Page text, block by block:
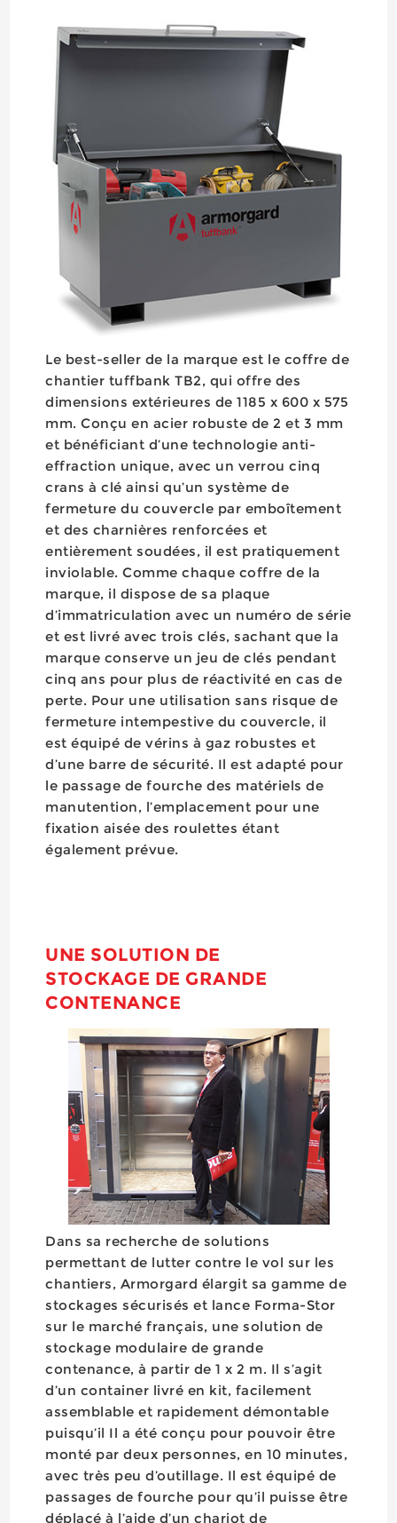
Le best-seller de la marque est le coffre de
chantier tuffbank TB2, qui offre des
dimensions extérieures de 1185 x 600 x 575
mm. Conçu en acier robuste de 2 et 3 mm
et bénéficiant d’une technologie anti-
effraction unique, avec un verrou cinq
crans à clé ainsi qu’un système de
fermeture du couvercle par emboîtement
et des charnières renforcées et
entièrement soudées, il est pratiquement
inviolable. Comme chaque coffre de la
marque, il dispose de sa plaque
d’immatriculation avec un numéro de série
et est livré avec trois clés, sachant que la
marque conserve un jeu de clés pendant
cinq ans pour plus de réactivité en cas de
perte. Pour une utilisation sans risque de
fermeture intempestive du couvercle, il
est équipé de vérins à gaz robustes et
d’une barre de sécurité. Il est adapté pour
le passage de fourche des matériels de
manutention, l’emplacement pour une
fixation aisée des roulettes étant
également prévue.
UNE SOLUTION DE
STOCKAGE DE GRANDE
CONTENANCE
Dans sa recherche de solutions
permettant de lutter contre le vol sur les
chantiers, Armorgard élargit sa gamme de
stockages sécurisés et lance Forma-Stor
sur le marché français, une solution de
stockage modulaire de grande
contenance, à partir de 1 x 2 m. Il s’agit
d’un container livré en kit, facilement
assemblable et rapidement démontable
puisqu’il Il a été conçu pour pouvoir être
monté par deux personnes, en 10 minutes,
avec très peu d’outillage. Il est équipé de
passages de fourche pour qu’il puisse être
déplacé à l’aide d’un chariot de